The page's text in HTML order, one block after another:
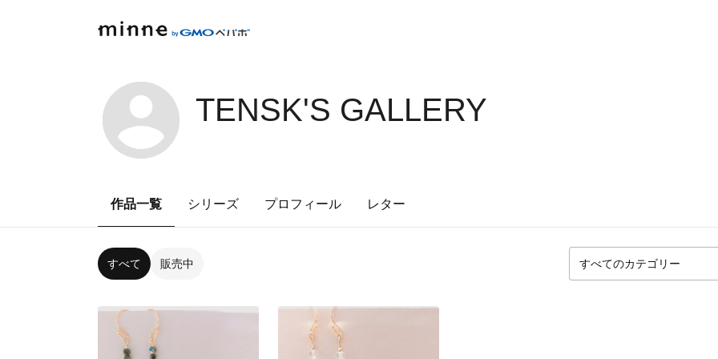
TENSK'S GALLERY
作品一覧 シリーズ プロフィール レター
すべて 販売中